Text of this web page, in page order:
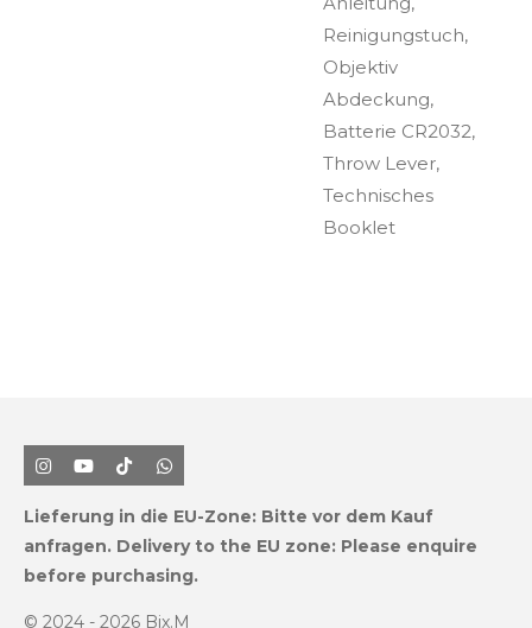
Reinigungstuch,
Objektiv
Abdeckung,
Batterie CR2032,
Throw Lever,
Technisches
Booklet
I
n
t
a
r
m
Y
o
T
u
e
T
i
k
T
o
W
h
t
s
p
Lieferung in die EU-Zone: Bitte vor dem Kauf
anfragen. Delivery to the EU zone: Please enquire
before purchasing.
© 2024 - 2026 Bix.M